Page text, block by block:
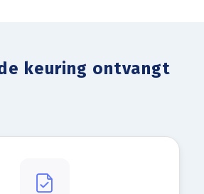
keuring ontvangt